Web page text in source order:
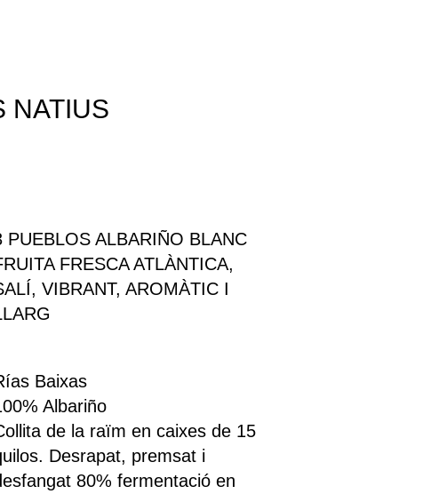
NATIUS
PUEBLOS ALBARIÑO BLANC
FRESCA ATLÀNTICA,
VIBRANT, AROMÀTIC I
Baixas
Albariño
de la raïm en caixes de 15
Desrapat, premsat i
80% fermentació en